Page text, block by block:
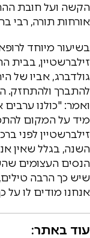
הקשה ועל חובת
אורחות תורה, רבי
בשיעור מיוחד
זילברשטיין, בבית
גולדברג, אביו של
להתברך ולהתחזק.
ואמר: "כולנו
מיד על המקום
זילברשטיין לפני
השנה, בגלל שאין
הנסים העצומים
שיש כך הרבה
אנחנו מודים לו על
עוד באתר: